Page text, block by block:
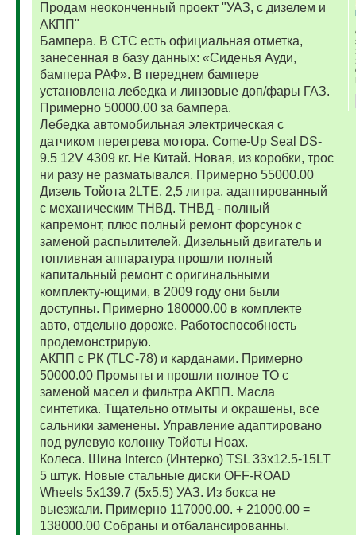
Продам неоконченный проект "УАЗ, с дизелем и
АКПП"
Бампера. В СТС есть официальная отметка,
занесенная в базу данных: «Сиденья Ауди,
бампера РАФ». В переднем бампере
установлена лебедка и линзовые доп/фары ГАЗ.
Примерно 50000.00 за бампера.
Лебедка автомобильная электрическая с
датчиком перегрева мотора. Come-Up Seal DS-
9.5 12V 4309 кг. Не Китай. Новая, из коробки, трос
ни разу не разматывался. Примерно 55000.00
Дизель Тойота 2LTE, 2,5 литра, адаптированный
с механическим ТНВД. ТНВД - полный
капремонт, плюс полный ремонт форсунок с
заменой распылителей. Дизельный двигатель и
топливная аппаратура прошли полный
капитальный ремонт с оригинальными
комплекту-ющими, в 2009 году они были
доступны. Примерно 180000.00 в комплекте
авто, отдельно дороже. Работоспособность
продемонстрирую.
АКПП с РК (TLC-78) и карданами. Примерно
50000.00 Промыты и прошли полное ТО с
заменой масел и фильтра АКПП. Масла
синтетика. Тщательно отмыты и окрашены, все
сальники заменены. Управление адаптировано
под рулевую колонку Тойоты Ноах.
Колеса. Шина Interco (Интерко) TSL 33x12.5-15LT
5 штук. Новые стальные диски OFF-ROAD
Wheels 5x139.7 (5x5.5) УАЗ. Из бокса не
выезжали. Примерно 117000.00. + 21000.00 =
138000.00 Собраны и отбалансированны.